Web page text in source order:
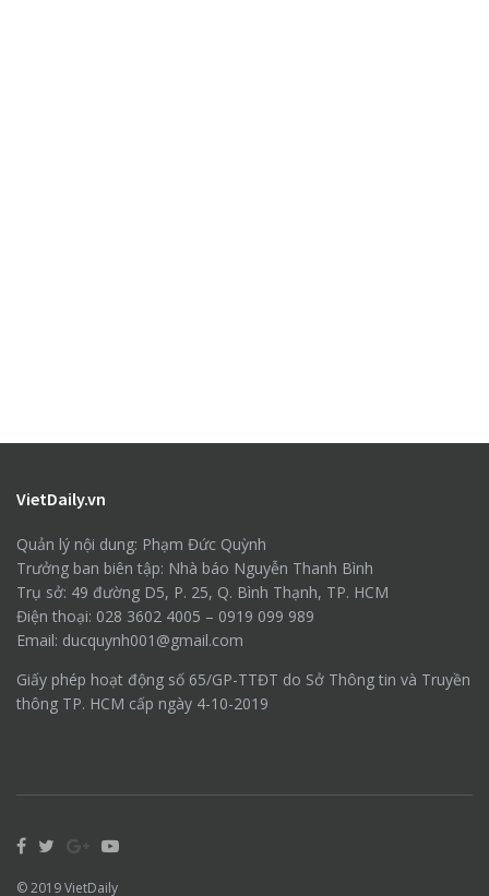
VietDaily.vn
Quản lý nội dung: Phạm Đức Quỳnh
Trưởng ban biên tập: Nhà báo Nguyễn Thanh Bình
Trụ sở: 49 đường D5, P. 25, Q. Bình Thạnh, TP. HCM
Điện thoại: 028 3602 4005 – 0919 099 989
Email: ducquynh001@gmail.com
Giấy phép hoạt động số 65/GP-TTĐT do Sở Thông tin và Truyền
thông TP. HCM cấp ngày 4-10-2019
© 2019VietDaily